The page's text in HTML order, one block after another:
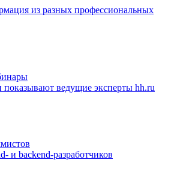
из разных профессиональных
показывают ведущие эксперты hh.ru
и backend-разработчиков